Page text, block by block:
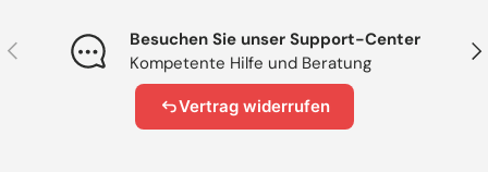
Vorherige
Besuchen Sie unser Support-Center
Kompetente Hilfe und Beratung
Vertrag widerrufen